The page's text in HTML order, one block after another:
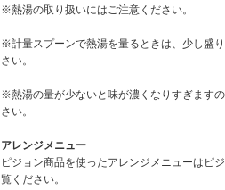
※熱湯の取り扱いにはご注意ください。
※計量スプーンで熱湯を量るときは、少し盛
さい。
※熱湯の量が少ないと味が濃くなりすぎます
さい。
アレンジメニュー
ピジョン商品を使ったアレンジメニューはピ
覧ください。